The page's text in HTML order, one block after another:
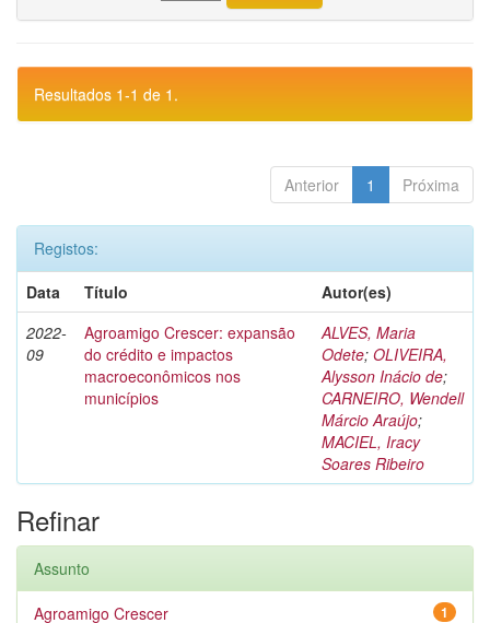
Resultados 1-1 de 1.
Anterior 1 Próxima
Registos:
Data
Título
Autor(es)
2022-
09
Agroamigo Crescer: expansão
do crédito e impactos
macroeconômicos nos
municípios
ALVES, Maria
Odete; OLIVEIRA,
Alysson Inácio de;
CARNEIRO, Wendell
Márcio Araújo;
MACIEL, Iracy
Soares Ribeiro
Refinar
Assunto
1
Agroamigo Crescer